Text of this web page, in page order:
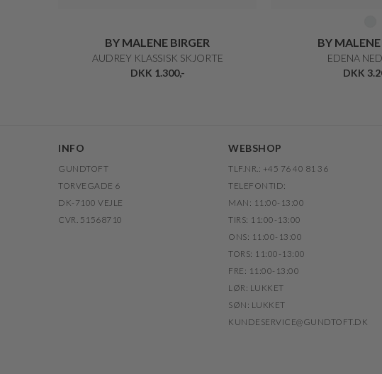
BY MALENE BIRGER
AUDREY KLASSISK SKJORTE
DKK 1.300,-
BY MALENE
EDENA
DKK
INFO
GUNDTOFT
TORVEGADE 6
DK-7100 VEJLE
CVR. 51568710
WEBSHOP
TLF.NR.: +45 76 40 81 36
TELEFONTID:
MAN: 11:00-13:00
TIRS: 11:00-13:00
ONS: 11:00-13:00
TORS: 11:00-13:00
FRE: 11:00-13:00
LØR: LUKKET
SØN: LUKKET
KUNDESERVICE@GUNDTOFT.DK